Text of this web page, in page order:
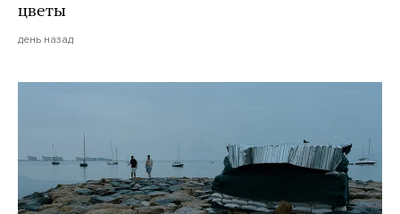
цветы
день назад